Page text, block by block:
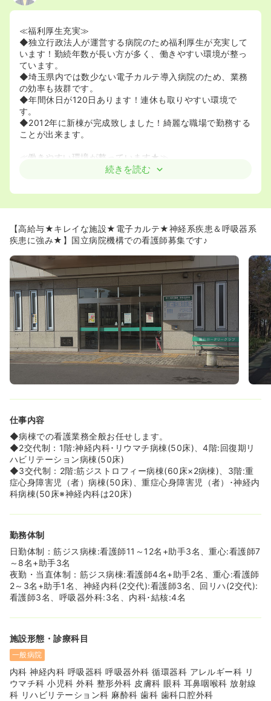
≪福利厚生充実≫
◆独立行政法人が運営する病院のため福利厚生が充実して
います！勤続年数が長い方が多く、働きやすい環境が整っ
ています。
◆埼玉県内では数少ない電子カルテ導入病院のため、業務
の効率も抜群です。
◆年間休日が120日あります！連休も取りやすい環境で
す。
◆2012年に新棟が完成致しました！綺麗な職場で勤務する
ことが出来ます。
≪働きやすい環境が整っています★≫
◆病棟看護師さんの平均残業時間は月4時間程度です！プ
◆昼間託児所が有るので子育て中のママさんナースも安心
続きを読む
【高給与★キレイな施設★電子カルテ★神経系疾患＆呼吸器系
疾患に強み★】国立病院機構での看護師募集です♪
仕事内容
◆病棟での看護業務全般お任せします。
◆2交代制：1階:神経内科･リウマチ病棟(50床)、4階:回復期リ
ハビリテーション病棟(50床)
◆3交代制：2階:筋ジストロフィー病棟(60床×2病棟)、3階:重
症心身障害児（者）病棟(50床)、重症心身障害児（者）･神経内
科病棟(50床※神経内科は20床)
勤務体制
日勤体制：筋ジス病棟:看護師11～12名+助手3名、重心:看護師7
～8名+助手3名
夜勤・当直体制：筋ジス病棟:看護師4名+助手2名、重心:看護師
2～3名+助手1名、神経内科(2交代):看護師3名、回リハ(2交代):
看護師3名、呼吸器外科:3名、内科･結核:4名
施設形態・診療科目
一般病院
内科 神経内科 呼吸器科 呼吸器外科 循環器科 アレルギー科 リ
ウマチ科 小児科 外科 整形外科 皮膚科 眼科 耳鼻咽喉科 放射線
科 リハビリテーション科 麻酔科 歯科 歯科口腔外科